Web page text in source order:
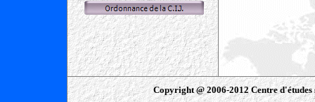
Copyright @ 2006-2012 Centre